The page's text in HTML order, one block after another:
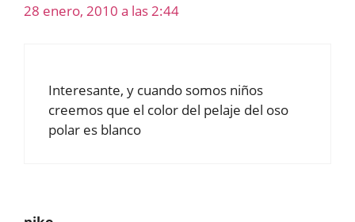
28 enero, 2010 a las 2:44
Interesante, y cuando somos niños
creemos que el color del pelaje del oso
polar es blanco